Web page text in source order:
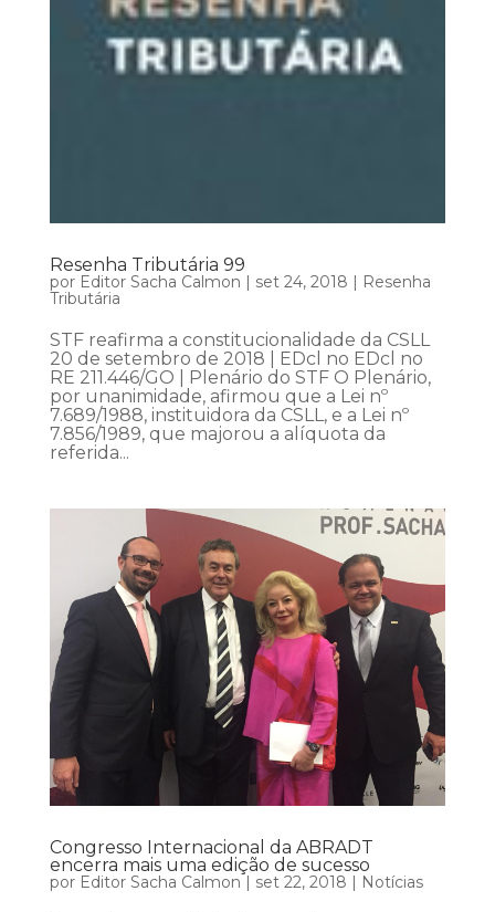
Resenha Tributária 99
por Editor Sacha Calmon | set 24, 2018 | Resenha
Tributária
STF reafirma a constitucionalidade da CSLL
20 de setembro de 2018 | EDcl no EDcl no
RE 211.446/GO | Plenário do STF O Plenário,
por unanimidade, afirmou que a Lei nº
7.689/1988, instituidora da CSLL, e a Lei nº
7.856/1989, que majorou a alíquota da
referida...
Congresso Internacional da ABRADT
encerra mais uma edição de sucesso
por Editor Sacha Calmon | set 22, 2018 | Notícias